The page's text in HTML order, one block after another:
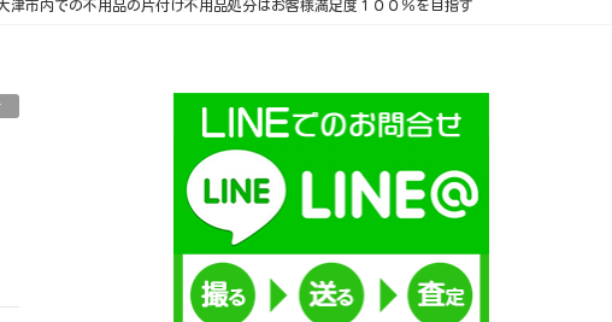
市内での不用品の片付け不用品処分はお客様満足度１００％を目指す